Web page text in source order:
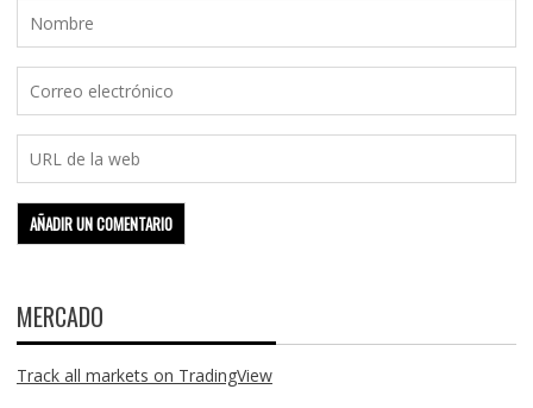
MERCADO
Track all markets on TradingView